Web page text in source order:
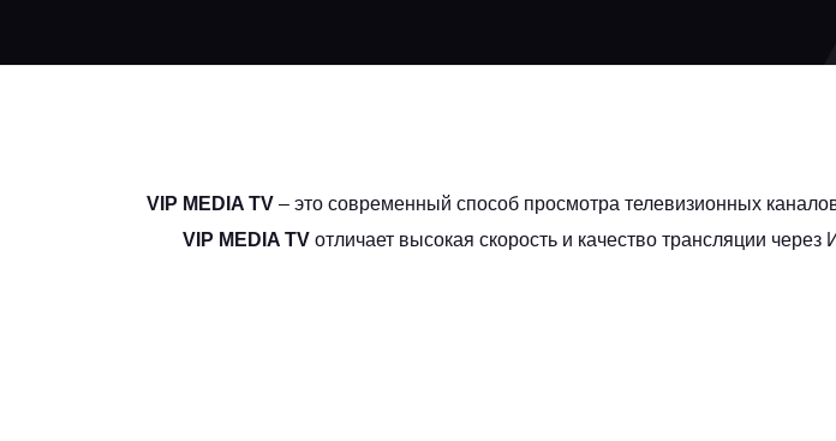
VIP MEDIA TV – это современный способ просмотра телевизионных
VIP MEDIA TV отличает высокая скорость и качество трансляции